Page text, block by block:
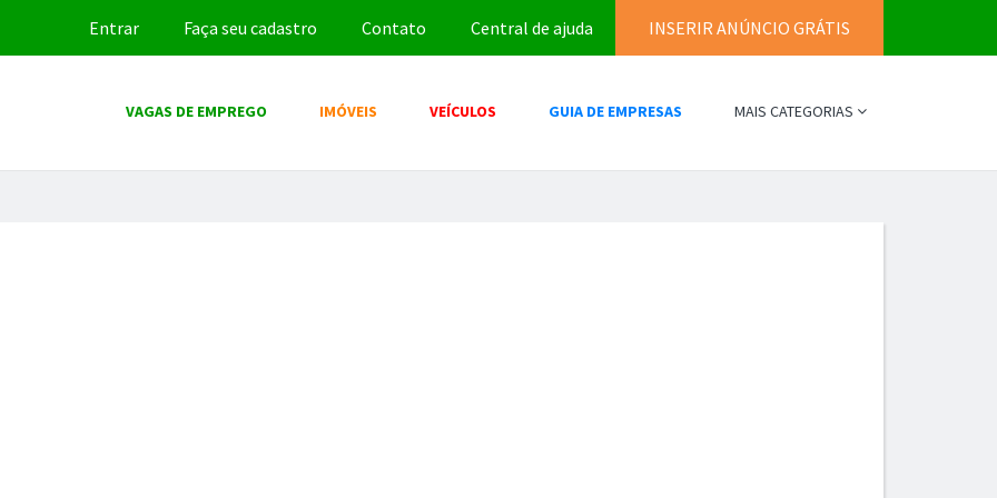
Entrar Faça seu cadastro Contato Central de ajuda INSERIR ANÚNCIO GRÁTIS
VAGAS DE EMPREGO IMÓVEIS VEÍCULOS GUIA DE EMPRESAS MAIS CATEGORIAS